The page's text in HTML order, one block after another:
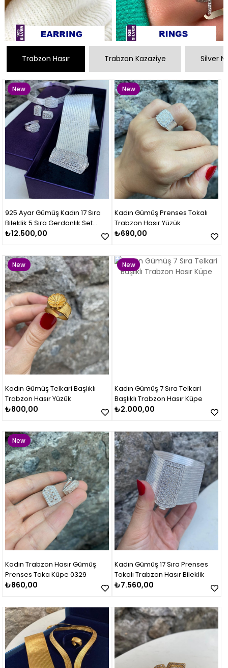
Trabzon Hasır Trabzon Kazaziye Silver
925 Ayar Gümüş Kadın 17 Sıra
Bileklik 5 Sıra Gerdanlık Set
Takımı
₺12.500,00
New
Item
Kadın Gümüş Prenses Tokalı
Trabzon Hasır Yüzük
₺690,00
New
Item
Kadın Gümüş Telkari Başlıklı
Trabzon Hasır Yüzük
₺800,00
New
Item
Kadın Gümüş 7 Sıra Telkari
Başlıklı Trabzon Hasır Küpe
₺2.000,00
New
Item
Kadın Trabzon Hasır Gümüş
Prenses Toka Küpe 0329
₺860,00
New
Item
Kadın Gümüş 17 Sıra Prenses
Tokalı Trabzon Hasır Bileklik
₺7.560,00